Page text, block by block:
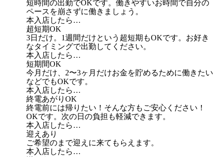
短時間の出勤でOKです。働きやすいお時間で自分の
ペースを崩さずに働きましょう。
本入店したら…
超短期OK
3日だけ。1週間だけという超短期もOKです。お好き
なタイミングで出勤してください。
本入店したら…
短期間OK
今月だけ、2〜3ヶ月だけお金を貯めるために働きたい
などでもOKです。
本入店したら…
終電あがりOK
終電前には帰りたい！そんな方もご安心ください！
OKです。次の日の負担も軽減できます。
本入店したら…
迎えあり
ご希望のまで迎えに来てもらえます。
本入店したら…